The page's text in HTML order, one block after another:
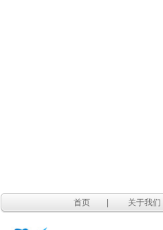
首页 关于我们